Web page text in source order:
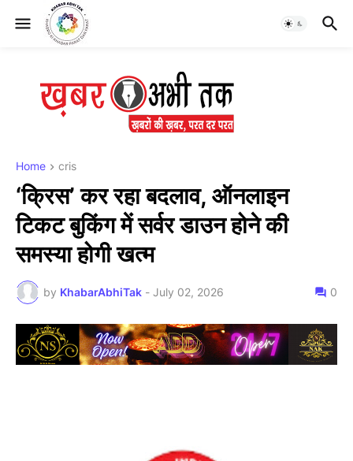
Home cris
‘क्रिस’ कर रहा बदलाव, ऑनलाइन
टिकट बुकिंग में सर्वर डाउन होने की
समस्या होगी खत्म
by KhabarAbhiTak - July 02, 2026 0